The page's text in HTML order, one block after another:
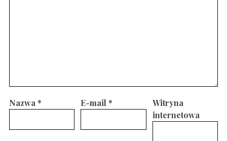
Nazwa * E-mail *
Witryna
internetowa